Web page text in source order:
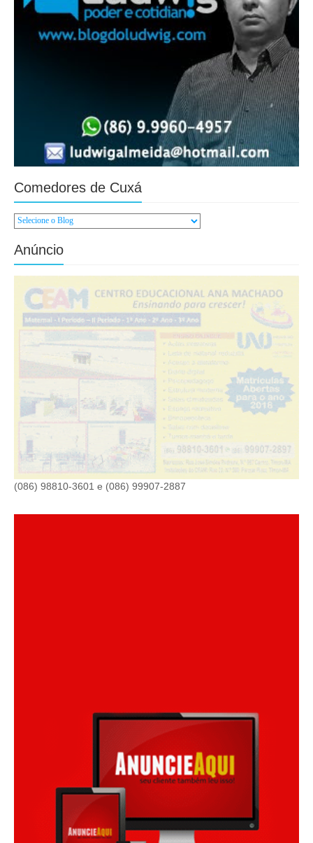
Comedores de Cuxá
Anúncio
(086) 98810-3601 e (086) 99907-2887